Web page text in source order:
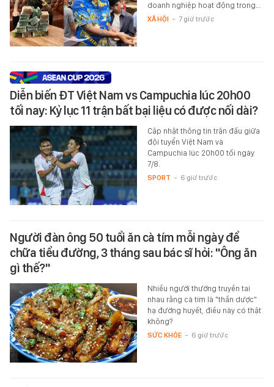
doanh nghiệp hoạt động trong…
XÃ HỘI - 7 giờ trước
Diễn biến ĐT Việt Nam vs Campuchia lúc 20h00
tối nay: Kỷ lục 11 trận bất bại liệu có được nối dài?
Cập nhật thông tin trận đấu giữa
đội tuyển Việt Nam và
Campuchia lúc 20h00 tối ngày
7/8.
SPORT - 6 giờ trước
Người đàn ông 50 tuổi ăn cà tím mỗi ngày để
chữa tiểu đường, 3 tháng sau bác sĩ hỏi: "Ông ăn
gì thế?"
Nhiều người thường truyền tai
nhau rằng cà tím là "thần dược"
hạ đường huyết, điều này có thật
không?
SỨC KHỎE - 6 giờ trước